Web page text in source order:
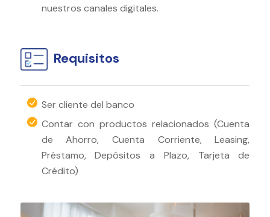
nuestros canales digitales.
Requisitos
Ser cliente del banco
Contar con productos relacionados (Cuenta
de Ahorro, Cuenta Corriente, Leasing,
Préstamo, Depósitos a Plazo, Tarjeta de
Crédito)